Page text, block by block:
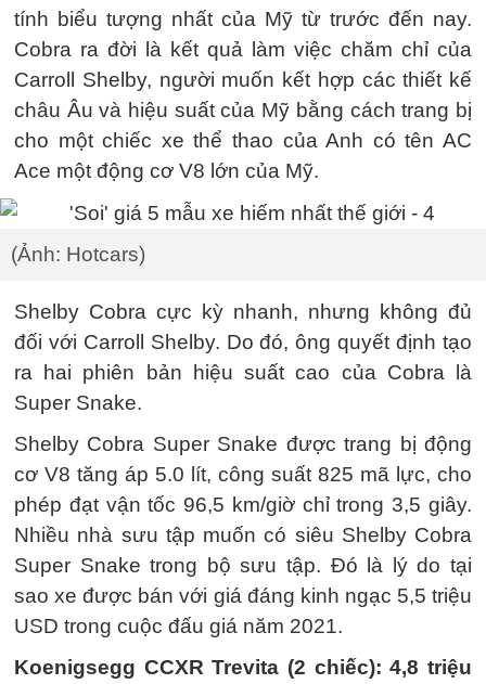
tính biểu tượng nhất của Mỹ từ trước đến nay.
Cobra ra đời là kết quả làm việc chăm chỉ của
Carroll Shelby, người muốn kết hợp các thiết kế
châu Âu và hiệu suất của Mỹ bằng cách trang bị
cho một chiếc xe thể thao của Anh có tên AC
Ace một động cơ V8 lớn của Mỹ.
(Ảnh: Hotcars)
Shelby Cobra cực kỳ nhanh, nhưng không đủ
đối với Carroll Shelby. Do đó, ông quyết định tạo
ra hai phiên bản hiệu suất cao của Cobra là
Super Snake.
Shelby Cobra Super Snake được trang bị động
cơ V8 tăng áp 5.0 lít, công suất 825 mã lực, cho
phép đạt vận tốc 96,5 km/giờ chỉ trong 3,5 giây.
Nhiều nhà sưu tập muốn có siêu Shelby Cobra
Super Snake trong bộ sưu tập. Đó là lý do tại
sao xe được bán với giá đáng kinh ngạc 5,5 triệu
USD trong cuộc đấu giá năm 2021.
Koenigsegg CCXR Trevita (2 chiếc): 4,8 triệu